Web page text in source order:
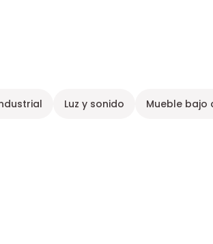
Luz y sonido Mueble bajo